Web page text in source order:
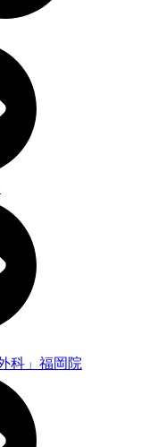
科」福岡院